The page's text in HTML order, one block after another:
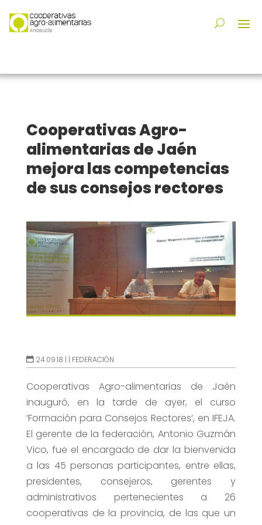
Cooperativas Agro-
alimentarias de Jaén
mejora las competencias
de sus consejos rectores
24.09.18 | | FEDERACIÓN
Cooperativas Agro-alimentarias de Jaén
inauguró, en la tarde de ayer, el curso
‘Formación para Consejos Rectores’, en IFEJA.
El gerente de la federación, Antonio Guzmán
Vico, fue el encargado de dar la bienvenida
a las 45 personas participantes, entre ellas,
presidentes, consejeros, gerentes y
administrativos pertenecientes a 26
cooperativas de la provincia, de las que un